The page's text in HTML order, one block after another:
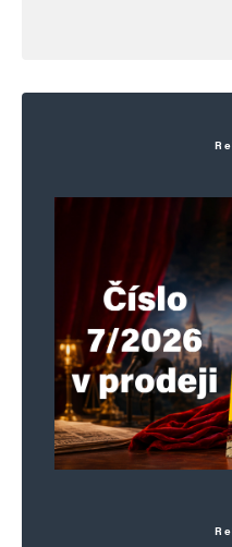
Uložit do prohlížeče jméno,
Informujte mě o nových
Informujte mě o nových
Alternative: